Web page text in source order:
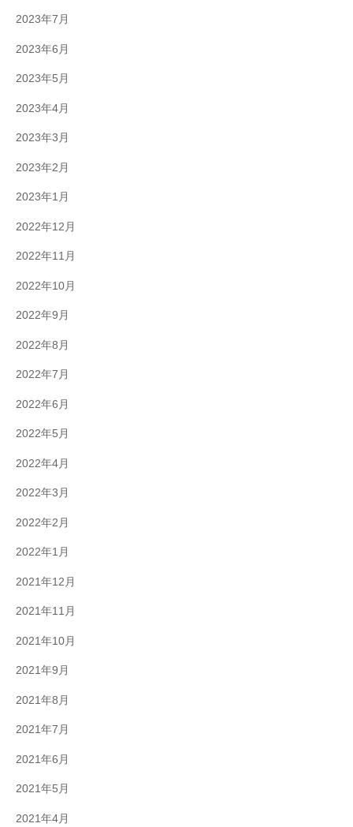
2023年7月
2023年6月
2023年5月
2023年4月
2023年3月
2023年2月
2023年1月
2022年12月
2022年11月
2022年10月
2022年9月
2022年8月
2022年7月
2022年6月
2022年5月
2022年4月
2022年3月
2022年2月
2022年1月
2021年12月
2021年11月
2021年10月
2021年9月
2021年8月
2021年7月
2021年6月
2021年5月
2021年4月